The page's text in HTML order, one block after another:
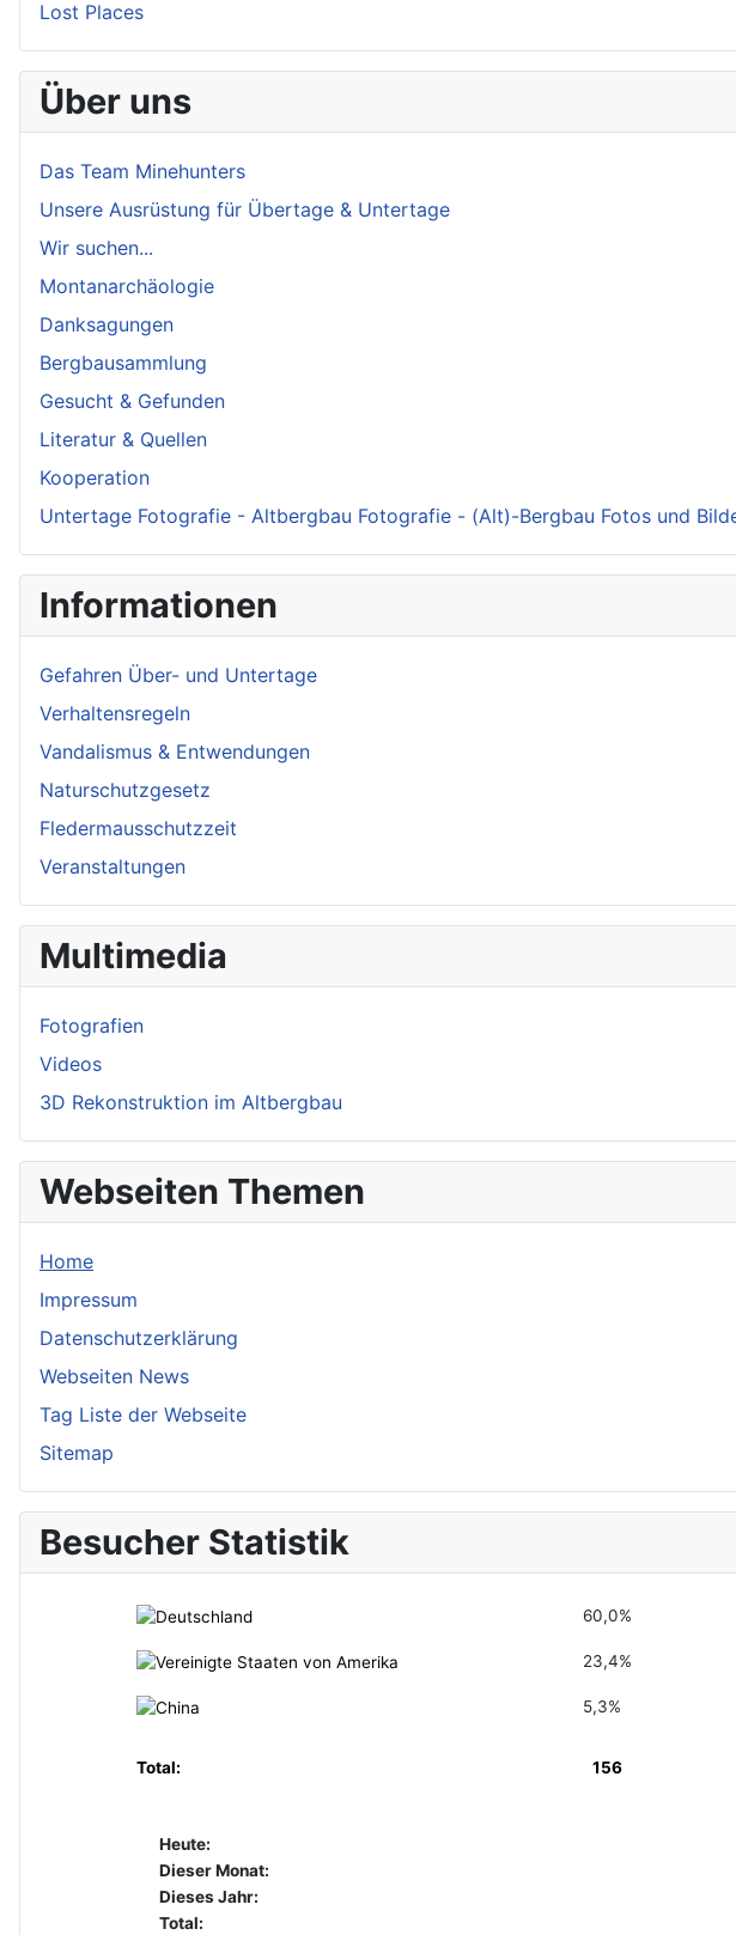
Lost Places
Über uns
Das Team Minehunters
Unsere Ausrüstung für Übertage & Untertage
Wir suchen...
Montanarchäologie
Danksagungen
Bergbausammlung
Gesucht & Gefunden
Literatur & Quellen
Kooperation
Untertage Fotografie - Altbergbau Fotografie - (Alt)-Bergbau Fotos und
Informationen
Gefahren Über- und Untertage
Verhaltensregeln
Vandalismus & Entwendungen
Naturschutzgesetz
Fledermausschutzzeit
Veranstaltungen
Multimedia
Fotografien
Videos
3D Rekonstruktion im Altbergbau
Webseiten Themen
Home
Impressum
Datenschutzerklärung
Webseiten News
Tag Liste der Webseite
Sitemap
Besucher Statistik
60,0%
23,4%
5,3%
Total: 156
Heute:
Dieser Monat:
Dieses Jahr:
Total: